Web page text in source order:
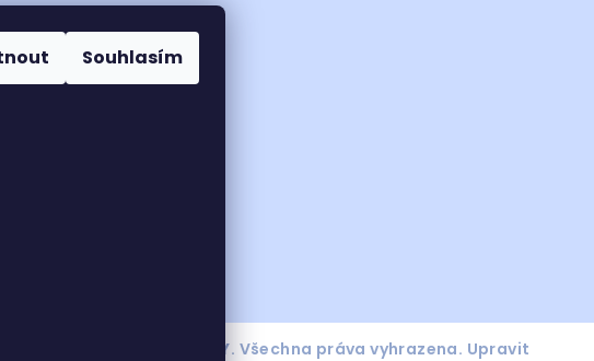
Souhlasím
VRATA BYLANY. Všechna práva vyhrazena. Upravit